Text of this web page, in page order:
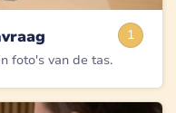
1
foto's van de tas.